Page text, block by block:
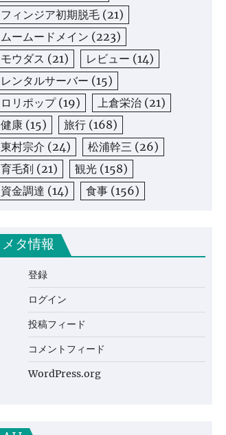
フィンジア初期脱毛 (21)
ムームードメイン (223)
モウダス (21) レビュー (14)
レンタルサーバー (15)
ロリポップ(19) 上倉栄治 (21)
健康 (15) 旅行 (168)
東村宗介 (24) 松浦幹三 (26)
育毛剤 (21) 観光 (158)
資金調達 (14) 食事 (156)
メタ情報
登録
ログイン
投稿フィード
コメントフィード
WordPress.org